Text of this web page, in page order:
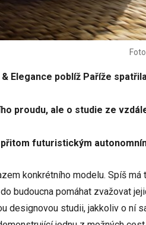
Elegance poblíž Paříže
proudu, ale o studie ze
futuristickým
konkrétního modelu. Spíš
budoucna pomáhat zvažovat
designovou studii, jakkoliv o ní